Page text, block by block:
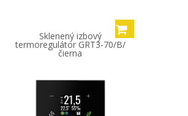
Sklenený izbový
termoregulátor GRT3-70/B/
čierna